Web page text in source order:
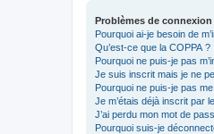
Problèmes de
Pourquoi ai-je besoin de
Qu’est-ce que la COPPA ?
Pourquoi ne puis-je pas
Je suis inscrit mais je ne
Pourquoi ne puis-je pas
Je m’étais déjà inscrit par
J’ai perdu mon mot de
Pourquoi suis-je